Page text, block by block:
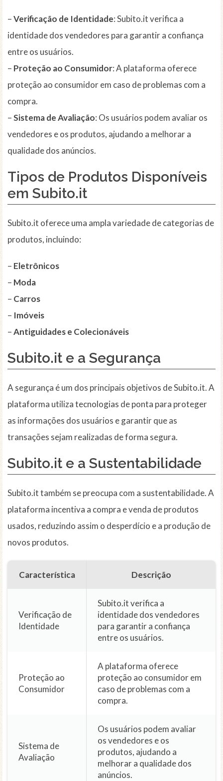
–Verificação de Identidade: Subito.it verifica a
identidade dos vendedores para garantir a confiança
entre os usuários.
– Proteção ao Consumidor: A plataforma oferece
proteção ao consumidor em caso de problemas com a
compra.
–Sistema de Avaliação: Os usuários podem avaliar os
vendedores e os produtos, ajudando a melhorar a
qualidade dos anúncios.
Tipos de Produtos Disponíveis
em Subito.it
Subito.it oferece uma ampla variedade de categorias de
produtos, incluindo:
– Eletrônicos
– Moda
– Carros
– Imóveis
–Antiguidades e Colecionáveis
Subito.it e a Segurança
A segurança é um dos principais objetivos de Subito.it. A
plataforma utiliza tecnologias de ponta para proteger
as informações dos usuários e garantir que as
transações sejam realizadas de forma segura.
Subito.it e a Sustentabilidade
Subito.it também se preocupa com a sustentabilidade. A
plataforma incentiva a compra e venda de produtos
usados, reduzindo assim o desperdício e a produção de
novos produtos.
Característica Descrição
Verificação de
Identidade
Subito.it verifica a
identidade dos vendedores
para garantir a confiança
entre os usuários.
Proteção ao
Consumidor
A plataforma oferece
proteção ao consumidor em
caso de problemas com a
compra.
Sistema de
Avaliação
Os usuários podem avaliar
os vendedores e os
produtos, ajudando a
melhorar a qualidade dos
anúncios.